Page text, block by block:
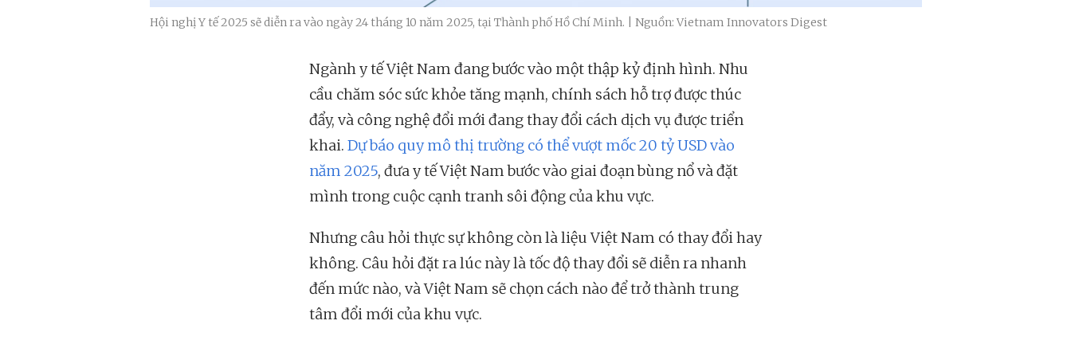
Hội nghị Y tế 2025 sẽ diễn ra vào ngày 24 tháng 10 năm 2025, tại Thành phố Hồ Chí Minh. | Nguồn: Vietnam Innovators Digest
Ngành y tế Việt Nam đang bước vào một thập kỷ định hình. Nhu
cầu chăm sóc sức khỏe tăng mạnh, chính sách hỗ trợ được thúc
đẩy, và công nghệ đổi mới đang thay đổi cách dịch vụ được triển
khai. Dự báo quy mô thị trường có thể vượt mốc 20 tỷ USD vào
năm 2025, đưa y tế Việt Nam bước vào giai đoạn bùng nổ và đặt
mình trong cuộc cạnh tranh sôi động của khu vực.
Nhưng câu hỏi thực sự không còn là liệu Việt Nam có thay đổi hay
không. Câu hỏi đặt ra lúc này là tốc độ thay đổi sẽ diễn ra nhanh
đến mức nào, và Việt Nam sẽ chọn cách nào để trở thành trung
tâm đổi mới của khu vực.